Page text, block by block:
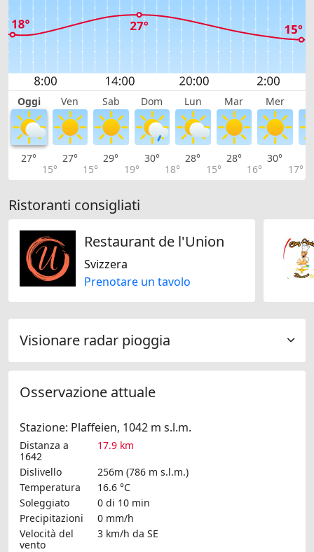
Oggi Ven Sab Dom Lun Mar Mer
27°
15°
27°
15°
29°
19°
30°
18°
28°
15°
28°
16°
30°
17°
Ristoranti consigliati
Restaurant de l'Union
Svizzera
Prenotare un tavolo
Visionare radar pioggia
Osservazione attuale
Stazione: Plaffeien, 1042 m s.l.m.
Distanza a
1642
17.9 km
Dislivello
256m (786 m s.l.m.)
Temperatura
16.6 °C
Soleggiato
0 di 10 min
Precipitazioni
0 mm/h
Velocità del
vento
3 km/h da SE